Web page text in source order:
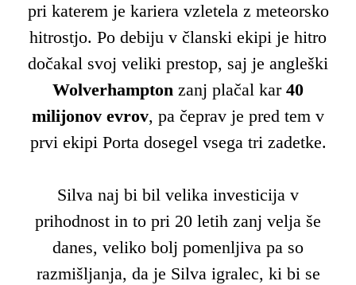
pri katerem je kariera vzletela z meteorsko
hitrostjo. Po debiju v članski ekipi je hitro
dočakal svoj veliki prestop, saj je angleški
Wolverhampton zanj plačal kar 40
milijonov evrov, pa čeprav je pred tem v
prvi ekipi Porta dosegel vsega tri zadetke.
Silva naj bi bil velika investicija v
prihodnost in to pri 20 letih zanj velja še
danes, veliko bolj pomenljiva pa so
razmišljanja, da je Silva igralec, ki bi se